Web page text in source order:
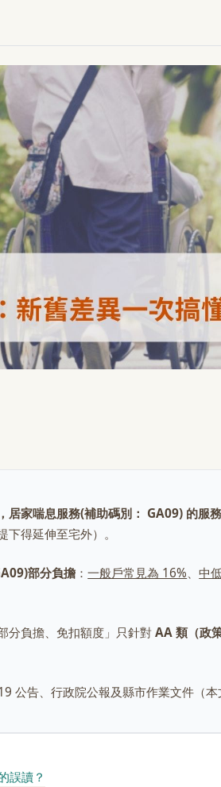
居家喘息服務(補助碼別： GA09) 的服
得延伸至宅外）。
部分負擔 ：一般戶常見為 16%、中
分負擔、免扣額度」只針對AA 類（政
公告、行政院公報及縣市作業文件（本
誤讀？